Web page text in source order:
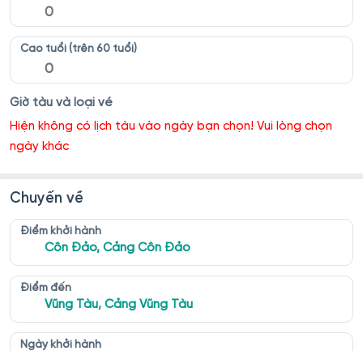
Cao tuổi (trên 60 tuổi)
Giờ tàu và loại vé
Hiện không có lịch tàu vào ngày bạn chọn! Vui lòng chọn
ngày khác
Chuyến về
Điểm khởi hành
Côn Đảo, Cảng Côn Đảo
Điểm đến
Vũng Tàu, Cảng Vũng Tàu
Ngày khởi hành